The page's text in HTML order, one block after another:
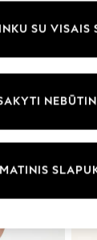
&
-
SU VISAIS